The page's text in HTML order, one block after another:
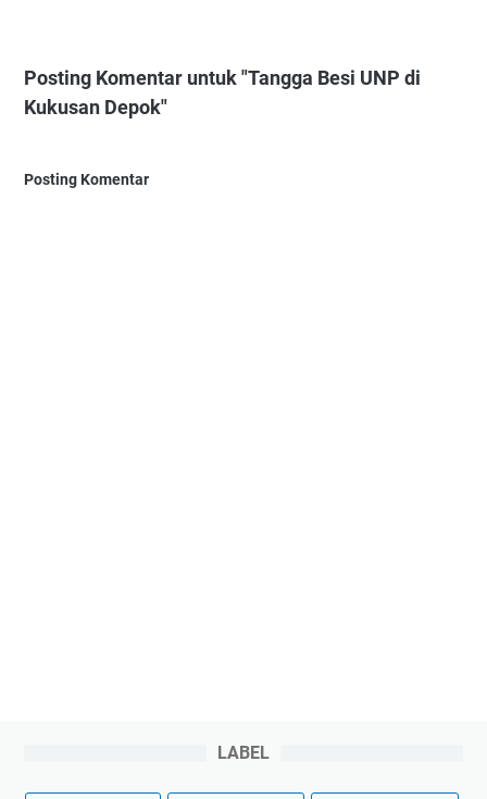
Posting Komentar untuk "Tangga Besi UNP di
Kukusan Depok"
Posting Komentar
LABEL